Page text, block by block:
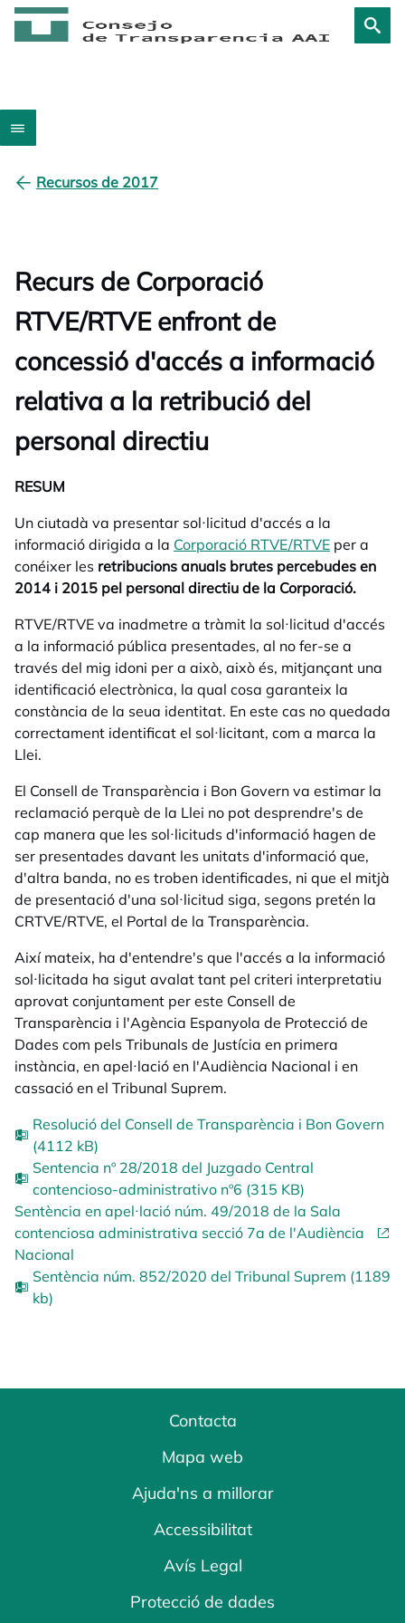
Recursos de 2017
Recurs de Corporació
RTVE/RTVE enfront de
concessió d'accés a informació
relativa a la retribució del
personal directiu
RESUM
Un ciutadà va presentar sol·licitud d'accés a la
informació dirigida a la Corporació RTVE/RTVE opens in
per a
conéixer les retribucions anuals brutes percebudes en
2014 i 2015 pel personal directiu de la Corporació.
RTVE/RTVE va inadmetre a tràmit la sol·licitud d'accés
a la informació pública presentades, al no fer-se a
través del mig idoni per a això, això és, mitjançant una
identificació electrònica, la qual cosa garanteix la
constància de la seua identitat. En este cas no quedada
correctament identificat el sol·licitant, com a marca la
Llei.
El Consell de Transparència i Bon Govern va estimar la
reclamació perquè de la Llei no pot desprendre's de
cap manera que les sol·licituds d'informació hagen de
ser presentades davant les unitats d'informació que,
d'altra banda, no es troben identificades, ni que el mitjà
de presentació d'una sol·licitud siga, segons pretén la
CRTVE/RTVE, el Portal de la Transparència.
Així mateix, ha d'entendre's que l'accés a la informació
sol·licitada ha sigut avalat tant pel criteri interpretatiu
aprovat conjuntament per este Consell de
Transparència i l'Agència Espanyola de Protecció de
Dades com pels Tribunals de Justícia en primera
instància, en apel·lació en l'Audiència Nacional i en
cassació en el Tribunal Suprem.
Resolució del Consell de Transparència i Bon Govern
(4112 kB)
Sentencia nº 28/2018 del Juzgado Central
contencioso-administrativo nº6 (315 KB)
Sentència en apel·lació núm. 49/2018 de la Sala
contenciosa administrativa secció 7a de l'Audiència
Nacional
Sentència núm. 852/2020 del Tribunal Suprem (1189
kb)
Contacta
Mapa web
Ajuda'ns a millorar
Accessibilitat
Avís Legal
Protecció de dades